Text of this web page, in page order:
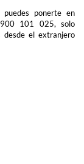
ponerte en
101 025, solo
desde el extranjero